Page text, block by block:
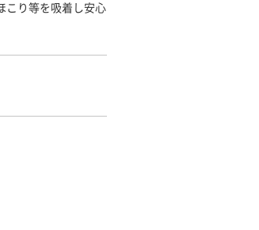
こり等を吸着し安心